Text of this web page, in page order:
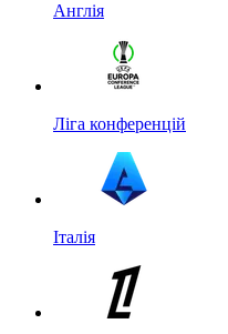
Англія
Ліга конференцій
Італія